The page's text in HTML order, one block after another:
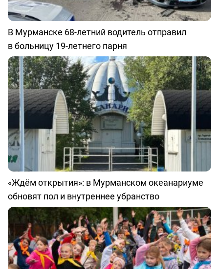
В Мурманске 68-летний водитель отправил
в больницу 19-летнего парня
«Ждём открытия»: в Мурманском океанариуме
обновят пол и внутреннее убранство